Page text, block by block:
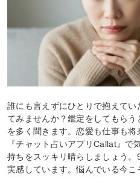
誰にも言えずにひとりで抱えて
てみませんか？鑑定をしてもら
を多く聞きます。恋愛も仕事も将
『チャット占いアプリCallat』
持ちをスッキリ晴らしましょう
実感しています。悩んでいる今こ